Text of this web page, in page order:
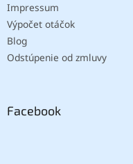
Impressum
Výpočet otáčok
Blog
Odstúpenie od zmluvy
Facebook